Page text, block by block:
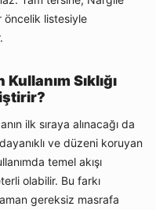
öncelik listesiyle
Sıklığı
ilk sıraya alınacağı da
ve düzeni koruyan
temel akışı
olabilir. Bu farkı
gereksiz masrafa